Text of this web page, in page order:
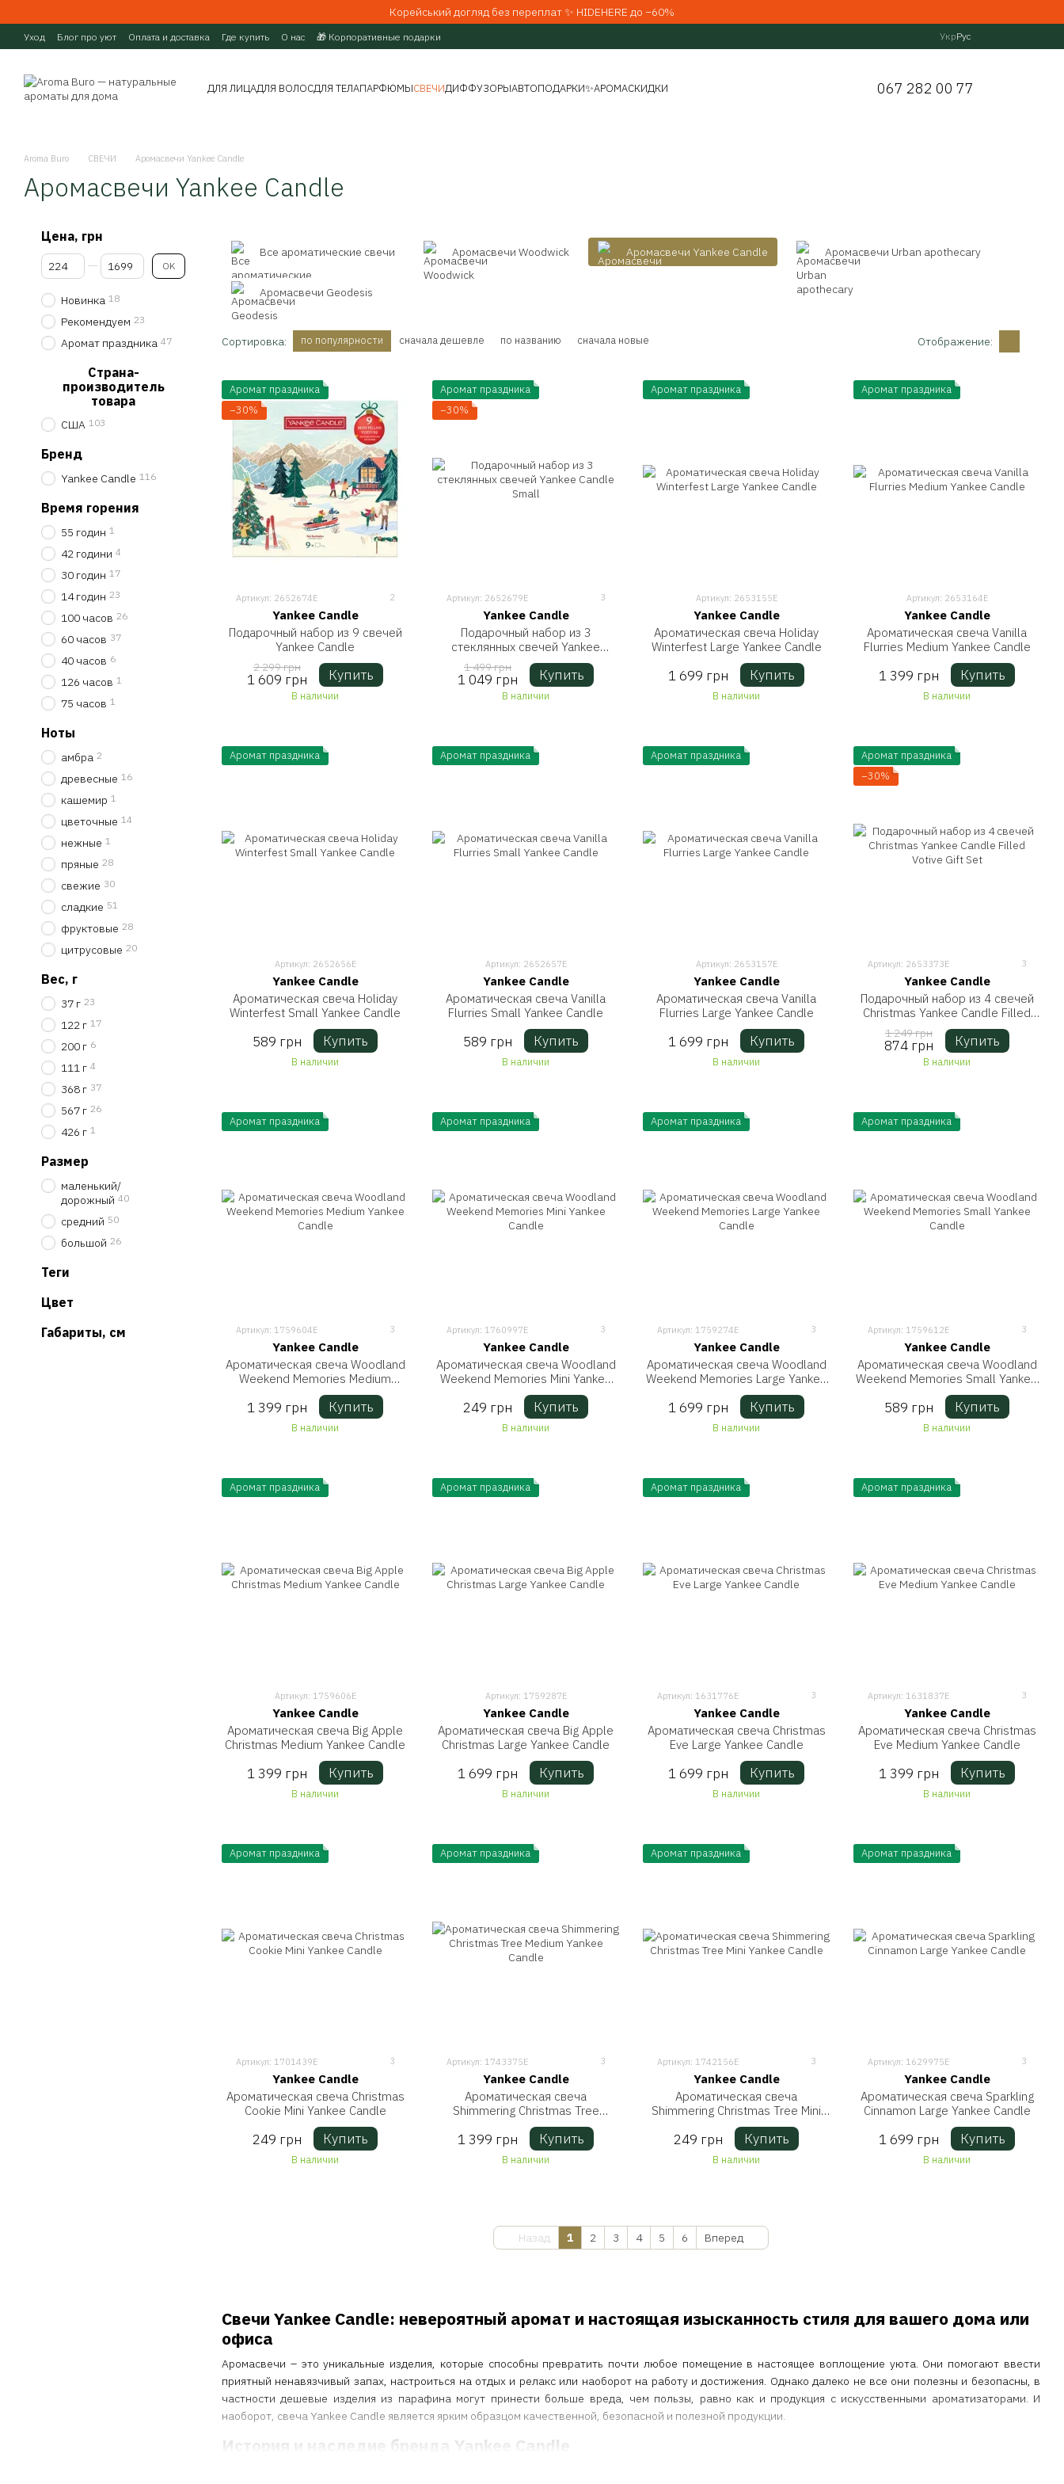
Корейський догляд без переплат ✨ HIDEHERE до −60%
Уход Блог про уют Оплата и доставка Где купить О нас 🎁 Корпоративные подарки УкрРус
ДЛЯ ЛИЦАДЛЯ ВОЛОСДЛЯ ТЕЛАПАРФЮМЫСВЕЧИДИФФУЗОРЫАВТОПОДАРКИ✨АРОМАСКИДКИ 067 282 00 77
Aroma Buro СВЕЧИ Аромасвечи Yankee Candle
Аромасвечи Yankee Candle
Все ароматические свечи Аромасвечи Woodwick Аромасвечи Yankee Candle Аромасвечи Urban apothecary
Аромасвечи Geodesis
Сортировка: по популярности сначала дешевле по названию сначала новые Отображение:
Свечи Yankee Candle: невероятный аромат и настоящая изысканность стиля для вашего дома или
офиса
Аромасвечи – это уникальные изделия, которые способны превратить почти любое помещение в настоящее воплощение уюта. Они помогают ввести
приятный ненавязчивый запах, настроиться на отдых и релакс или наоборот на работу и достижения. Однако далеко не все они полезны и безопасны, в
частности дешевые изделия из парафина могут принести больше вреда, чем пользы, равно как и продукция с искусственными ароматизаторами. И
наоборот, свеча Yankee Candle является ярким образцом качественной, безопасной и полезной продукции.
История и наследие бренда Yankee Candle
Аромат праздника
−30%
Артикул: 2652674E 2
Yankee Candle
Подарочный набор из 9 свечей
Yankee Candle
2 299 грн
1 609 грн Купить
В наличии
Аромат праздника
−30%
Артикул: 2652679E 3
Yankee Candle
Подарочный набор из 3
стеклянных свечей Yankee
Candle Small
1 499 грн
1 049 грн Купить
В наличии
Аромат праздника
Артикул: 2653155E
Yankee Candle
Ароматическая свеча Holiday
Winterfest Large Yankee Candle
1 699 грн Купить
В наличии
Аромат праздника
Артикул: 2653164E
Yankee Candle
Ароматическая свеча Vanilla
Flurries Medium Yankee Candle
1 399 грн Купить
В наличии
Аромат праздника
Артикул: 2652656E
Yankee Candle
Ароматическая свеча Holiday
Winterfest Small Yankee Candle
589 грн Купить
В наличии
Аромат праздника
Артикул: 2652657E
Yankee Candle
Ароматическая свеча Vanilla
Flurries Small Yankee Candle
589 грн Купить
В наличии
Аромат праздника
Артикул: 2653157E
Yankee Candle
Ароматическая свеча Vanilla
Flurries Large Yankee Candle
1 699 грн Купить
В наличии
Аромат праздника
−30%
Артикул: 2653373E 3
Yankee Candle
Подарочный набор из 4 свечей
Christmas Yankee Candle Filled
Votive Gift Set
1 249 грн
874 грн Купить
В наличии
Аромат праздника
Артикул: 1759604E 3
Yankee Candle
Ароматическая свеча Woodland
Weekend Memories Medium
Yankee Candle
1 399 грн Купить
В наличии
Аромат праздника
Артикул: 1760997E 3
Yankee Candle
Ароматическая свеча Woodland
Weekend Memories Mini Yankee
Candle
249 грн Купить
В наличии
Аромат праздника
Артикул: 1759274E 3
Yankee Candle
Ароматическая свеча Woodland
Weekend Memories Large Yankee
Candle
1 699 грн Купить
В наличии
Аромат праздника
Артикул: 1759612E 3
Yankee Candle
Ароматическая свеча Woodland
Weekend Memories Small Yankee
Candle
589 грн Купить
В наличии
Аромат праздника
Артикул: 1759606E
Yankee Candle
Ароматическая свеча Big Apple
Christmas Medium Yankee Candle
1 399 грн Купить
В наличии
Аромат праздника
Артикул: 1759287E
Yankee Candle
Ароматическая свеча Big Apple
Christmas Large Yankee Candle
1 699 грн Купить
В наличии
Аромат праздника
Артикул: 1631776E 3
Yankee Candle
Ароматическая свеча Christmas
Eve Large Yankee Candle
1 699 грн Купить
В наличии
Аромат праздника
Артикул: 1631837E 3
Yankee Candle
Ароматическая свеча Christmas
Eve Medium Yankee Candle
1 399 грн Купить
В наличии
Аромат праздника
Артикул: 1701439E 3
Yankee Candle
Ароматическая свеча Christmas
Cookie Mini Yankee Candle
249 грн Купить
В наличии
Аромат праздника
Артикул: 1743375E 3
Yankee Candle
Ароматическая свеча
Shimmering Christmas Tree
Medium Yankee Candle
1 399 грн Купить
В наличии
Аромат праздника
Артикул: 1742156E 3
Yankee Candle
Ароматическая свеча
Shimmering Christmas Tree Mini
Yankee Candle
249 грн Купить
В наличии
Аромат праздника
Артикул: 1629975E 3
Yankee Candle
Ароматическая свеча Sparkling
Cinnamon Large Yankee Candle
1 699 грн Купить
В наличии
Назад 1 2 3 4 5 6 Вперед
Цена, грн
От Цена, грн
До Цена, грн OK
Новинка 18
Рекомендуем 23
Аромат праздника 47
Страна-
производитель
товара
США 103
Бренд
Yankee Candle 116
Время горения
55 годин 1
42 години 4
30 годин 17
14 годин 23
100 часов 26
60 часов 37
40 часов 6
126 часов 1
75 часов 1
Ноты
амбра 2
древесные 16
кашемир 1
цветочные 14
нежные 1
пряные 28
свежие 30
сладкие 51
фруктовые 28
цитрусовые 20
Вес, г
37 г 23
122 г 17
200 г 6
111 г 4
368 г 37
567 г 26
426 г 1
Размер
маленький/
дорожный 40
средний 50
большой 26
Теги
Цвет
Габариты, см